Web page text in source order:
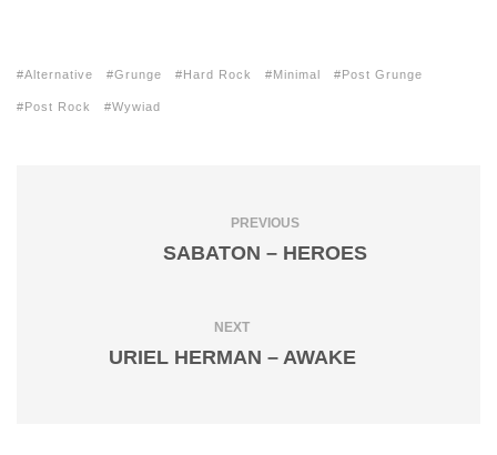
Alternative Grunge Hard Rock Minimal Post Grunge
Post Rock Wywiad
PREVIOUS
SABATON – HEROES
NEXT
URIEL HERMAN – AWAKE